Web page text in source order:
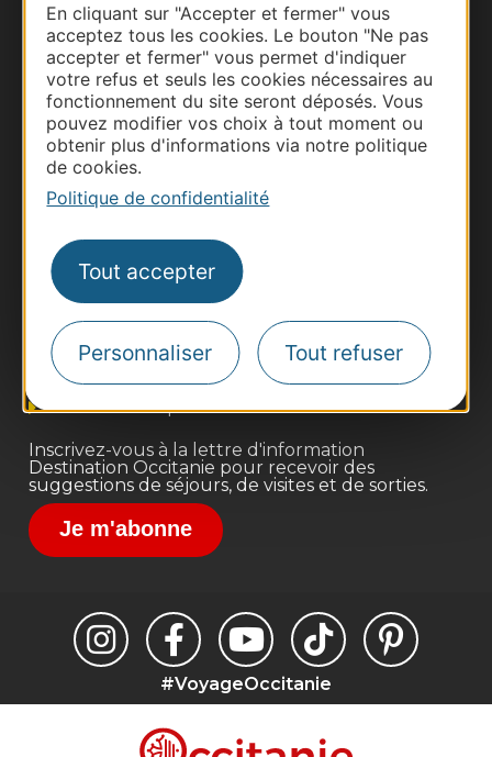
En cliquant sur "Accepter et fermer" vous
acceptez tous les cookies. Le bouton "Ne pas
accepter et fermer" vous permet d'indiquer
votre refus et seuls les cookies nécessaires au
fonctionnement du site seront déposés. Vous
pouvez modifier vos choix à tout moment ou
obtenir plus d'informations via notre politique
de cookies.
Politique de confidentialité
Tout accepter
Personnaliser Tout refuser
Thermalisme
Business/Mice
Site presse et d'influence
Voyagistes
Destination Sport
Inscrivez-vous à la lettre d'information
Destination Occitanie pour recevoir des
suggestions de séjours, de visites et de sorties.
Je m'abonne
#VoyageOccitanie